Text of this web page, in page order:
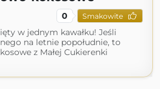
0 Smakowite
w jednym kawałku! Jeśli
na letnie popołudnie, to
z Małej Cukierenki